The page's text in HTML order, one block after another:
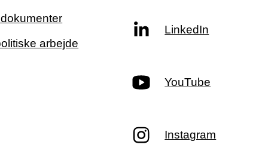
arbejde
LinkedIn
YouTube
Instagram